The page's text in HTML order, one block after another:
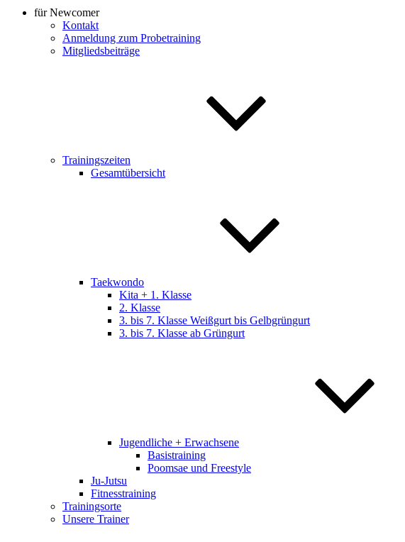
für Newcomer
Kontakt
Anmeldung zum Probetraining
Mitgliedsbeiträge
Trainingszeiten
Gesamtübersicht
Taekwondo
Kita + 1. Klasse
2. Klasse
3. bis 7. Klasse Weißgurt bis Gelbgrüngurt
3. bis 7. Klasse ab Grüngurt
Jugendliche + Erwachsene
Basistraining
Poomsae und Freestyle
Ju-Jutsu
Fitnesstraining
Trainingsorte
Unsere Trainer